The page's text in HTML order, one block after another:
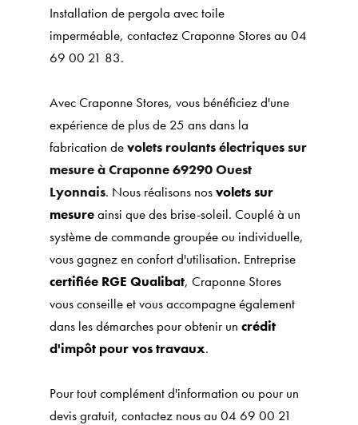
Installation de pergola avec toile
imperméable, contactez Craponne Stores au 04
69 00 21 83.
Avec Craponne Stores, vous bénéficiez d'une
expérience de plus de 25 ans dans la
fabrication devolets roulants électriques sur
mesure à Craponne 69290 Ouest
Lyonnais. Nous réalisons nosvolets sur
mesureainsi que des brise-soleil. Couplé à un
système de commande groupée ou individuelle,
vous gagnez en confort d'utilisation. Entreprise
certifiée RGE Qualibat, Craponne Stores
vous conseille et vous accompagne également
dans les démarches pour obtenir uncrédit
d'impôt pour vos travaux.
Pour tout complément d'information ou pour un
devis gratuit, contactez nous au 04 69 00 21